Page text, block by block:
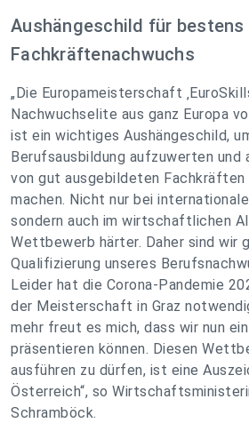
Aushängeschild für
Fachkräftenachwuchs
„Die Europameisterschaft
Nachwuchselite aus ganz Europa
ist ein wichtiges Aushängeschild,
Berufsausbildung aufzuwerten
von gut ausgebildeten Fachkräften
machen. Nicht nur bei
sondern auch im wirtschaftlichen
Wettbewerb härter. Daher sind wir
Qualifizierung unseres
Leider hat die Corona-Pandemie
der Meisterschaft in Graz
mehr freut es mich, dass wir nun
präsentieren können. Diesen
ausführen zu dürfen, ist eine
Österreich“, so
Schramböck.